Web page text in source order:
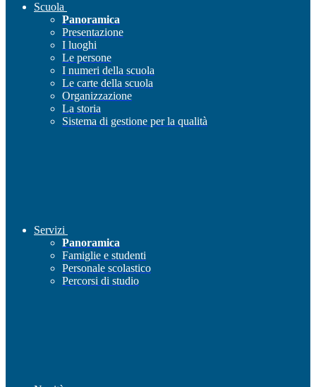
Scuola
Panoramica
Presentazione
I luoghi
Le persone
I numeri della scuola
Le carte della scuola
Organizzazione
La storia
Sistema di gestione per la qualità
Servizi
Panoramica
Famiglie e studenti
Personale scolastico
Percorsi di studio